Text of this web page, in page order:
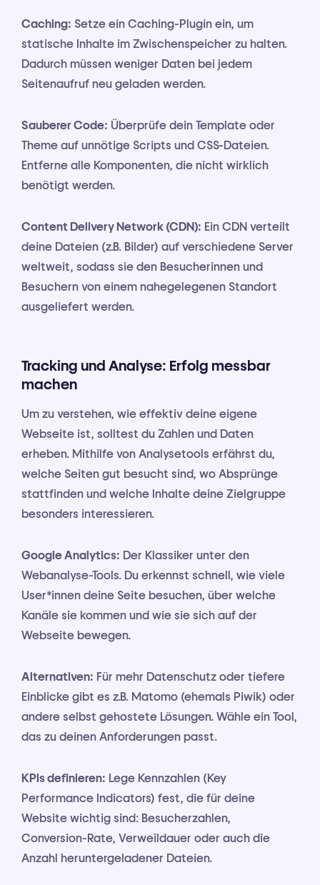
Caching: Setze ein Caching-Plugin ein, um
statische Inhalte im Zwischenspeicher zu halten.
Dadurch müssen weniger Daten bei jedem
Seitenaufruf neu geladen werden.
Sauberer Code: Überprüfe dein Template oder
Theme auf unnötige Scripts und CSS-Dateien.
Entferne alle Komponenten, die nicht wirklich
benötigt werden.
Content Delivery Network (CDN): Ein CDN verteilt
deine Dateien (z.B. Bilder) auf verschiedene Server
weltweit, sodass sie den Besucherinnen und
Besuchern von einem nahegelegenen Standort
ausgeliefert werden.
Tracking und Analyse: Erfolg messbar
machen
Um zu verstehen, wie effektiv deine eigene
Webseite ist, solltest du Zahlen und Daten
erheben. Mithilfe von Analysetools erfährst du,
welche Seiten gut besucht sind, wo Absprünge
stattfinden und welche Inhalte deine Zielgruppe
besonders interessieren.
Google Analytics: Der Klassiker unter den
Webanalyse-Tools. Du erkennst schnell, wie viele
User*innen deine Seite besuchen, über welche
Kanäle sie kommen und wie sie sich auf der
Webseite bewegen.
Alternativen: Für mehr Datenschutz oder tiefere
Einblicke gibt es z.B. Matomo (ehemals Piwik) oder
andere selbst gehostete Lösungen. Wähle ein Tool,
das zu deinen Anforderungen passt.
KPIs definieren: Lege Kennzahlen (Key
Performance Indicators) fest, die für deine
Website wichtig sind: Besucherzahlen,
Conversion-Rate, Verweildauer oder auch die
Anzahl heruntergeladener Dateien.